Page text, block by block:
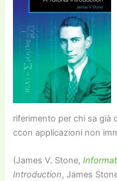
riferimento per chi sa già
ccon applicazioni non
(James V. Stone,
Introduction, James